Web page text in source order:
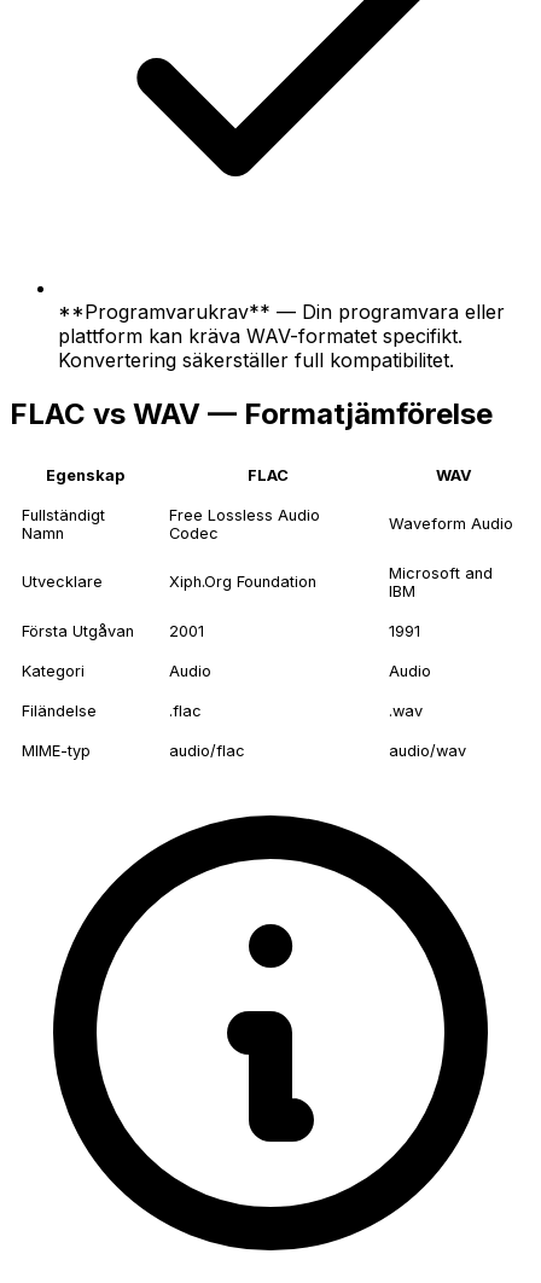
**Programvarukrav** — Din programvara eller
plattform kan kräva WAV-formatet specifikt.
Konvertering säkerställer full kompatibilitet.
FLAC vs WAV — Formatjämförelse
Egenskap FLAC WAV
Fullständigt
Namn
Free Lossless Audio
Codec
Waveform Audio
Utvecklare Xiph.Org Foundation
Microsoft and
IBM
Första Utgåvan 2001 1991
Kategori Audio Audio
Filändelse .flac .wav
MIME-typ audio/flac audio/wav